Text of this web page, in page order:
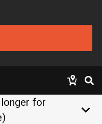
for
keyboard_arrow_down